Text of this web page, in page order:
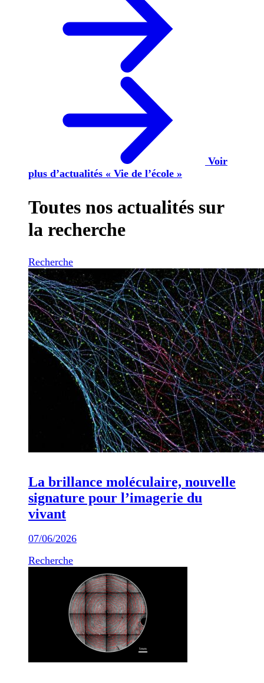
Voir
plus d’actualités « Vie de l’école »
Toutes nos actualités sur
la recherche
Recherche
La brillance moléculaire, nouvelle
signature pour l’imagerie du
vivant
07/06/2026
Recherche